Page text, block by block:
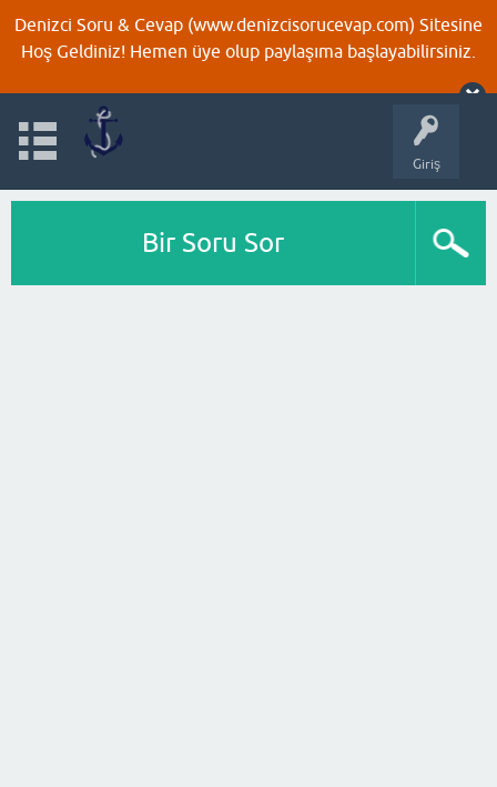
Denizci Soru & Cevap (www.denizcisorucevap.com) Sitesine
Hoş Geldiniz! Hemen üye olup paylaşıma başlayabilirsiniz.
Giriş
Bir Soru Sor